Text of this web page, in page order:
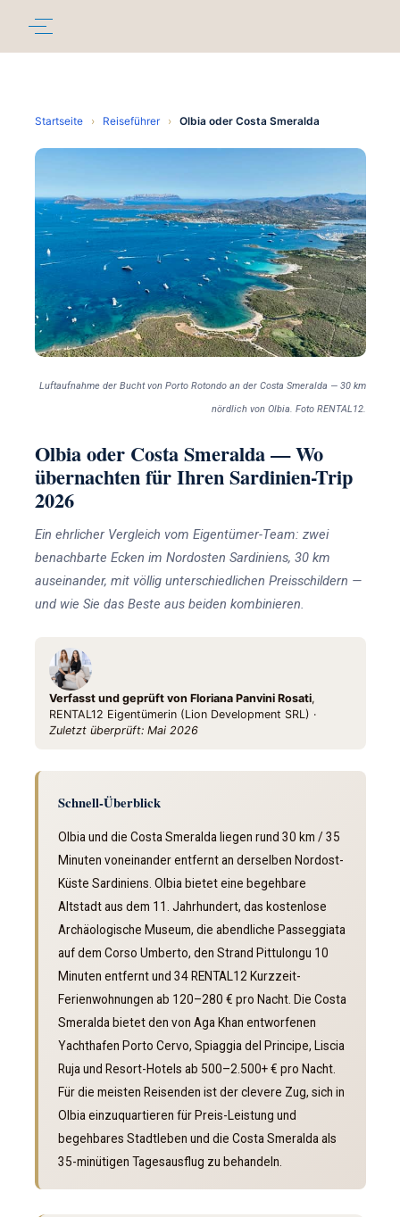
Startseite › Reiseführer › Olbia oder Costa Smeralda
Luftaufnahme der Bucht von Porto Rotondo an der Costa Smeralda — 30 km
nördlich von Olbia. Foto RENTAL12.
Olbia oder Costa Smeralda — Wo
übernachten für Ihren Sardinien-Trip
2026
Ein ehrlicher Vergleich vom Eigentümer-Team: zwei
benachbarte Ecken im Nordosten Sardiniens, 30 km
auseinander, mit völlig unterschiedlichen Preisschildern —
und wie Sie das Beste aus beiden kombinieren.
Verfasst und geprüft von Floriana Panvini Rosati,
RENTAL12 Eigentümerin (Lion Development SRL) ·
Zuletzt überprüft: Mai 2026
Schnell-Überblick
Olbia und die Costa Smeralda liegen rund 30 km / 35
Minuten voneinander entfernt an derselben Nordost-
Küste Sardiniens. Olbia bietet eine begehbare
Altstadt aus dem 11. Jahrhundert, das kostenlose
Archäologische Museum, die abendliche Passeggiata
auf dem Corso Umberto, den Strand Pittulongu 10
Minuten entfernt und 34 RENTAL12 Kurzzeit-
Ferienwohnungen ab 120–280 € pro Nacht. Die Costa
Smeralda bietet den von Aga Khan entworfenen
Yachthafen Porto Cervo, Spiaggia del Principe, Liscia
Ruja und Resort-Hotels ab 500–2.500+ € pro Nacht.
Für die meisten Reisenden ist der clevere Zug, sich in
Olbia einzuquartieren für Preis-Leistung und
begehbares Stadtleben und die Costa Smeralda als
35-minütigen Tagesausflug zu behandeln.